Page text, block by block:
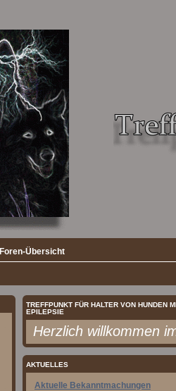
Foren-Übersicht
TREFFPUNKT FÜR HALTER VON HUNDEN
EPILEPSIE
Herzlich willkommen
AKTUELLES
Aktuelle Bekanntmachungen